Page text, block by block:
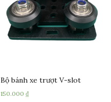
Bộ bánh xe trượt V-slot
150.000₫